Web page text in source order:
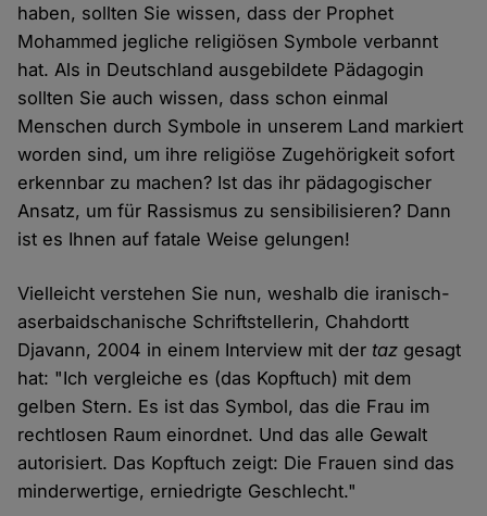
haben, sollten Sie wissen, dass der Prophet
Mohammed jegliche religiösen Symbole verbannt
hat. Als in Deutschland ausgebildete Pädagogin
sollten Sie auch wissen, dass schon einmal
Menschen durch Symbole in unserem Land markiert
worden sind, um ihre religiöse Zugehörigkeit sofort
erkennbar zu machen? Ist das ihr pädagogischer
Ansatz, um für Rassismus zu sensibilisieren? Dann
ist es Ihnen auf fatale Weise gelungen!
Vielleicht verstehen Sie nun, weshalb die iranisch-
aserbaidschanische Schriftstellerin, Chahdortt
Djavann, 2004 in einem Interview mit der taz gesagt
hat: "Ich vergleiche es (das Kopftuch) mit dem
gelben Stern. Es ist das Symbol, das die Frau im
rechtlosen Raum einordnet. Und das alle Gewalt
autorisiert. Das Kopftuch zeigt: Die Frauen sind das
minderwertige, erniedrigte Geschlecht."